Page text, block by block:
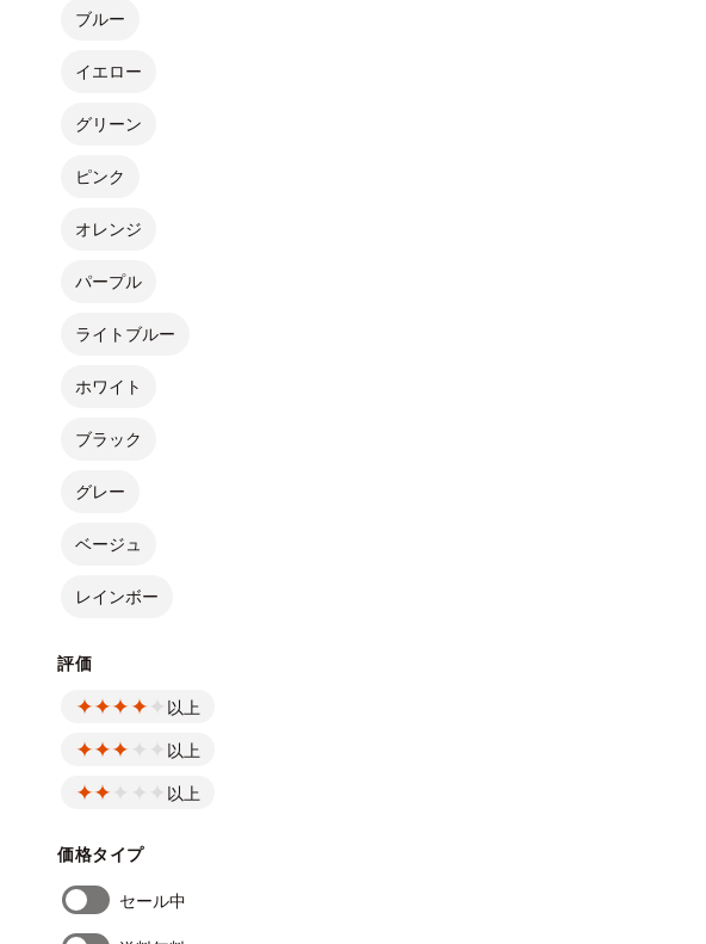
ブルー
イエロー
グリーン
ピンク
オレンジ
パープル
ライトブルー
ホワイト
ブラック
グレー
ベージュ
レインボー
評価
以上
以上
以上
価格タイプ
セール中